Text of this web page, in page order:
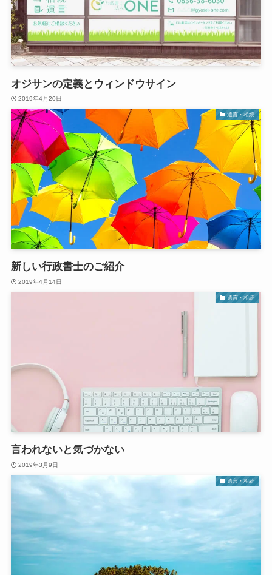
オジサンの定義とウィンドウサイン
2019年4月20日
遺言・相続
新しい行政書士のご紹介
2019年4月14日
遺言・相続
言われないと気づかない
2019年3月9日
遺言・相続